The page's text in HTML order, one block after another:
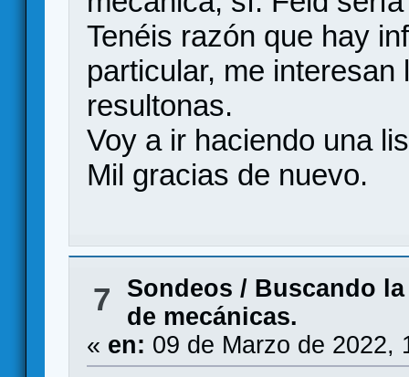
Tenéis razón que hay
particular, me
resultonas.
Voy a ir haciendo una
Mil gracias de nuevo.
7 Sondeos / Buscando
de mecánicas.
« en: 09 de Marzo de 2022,